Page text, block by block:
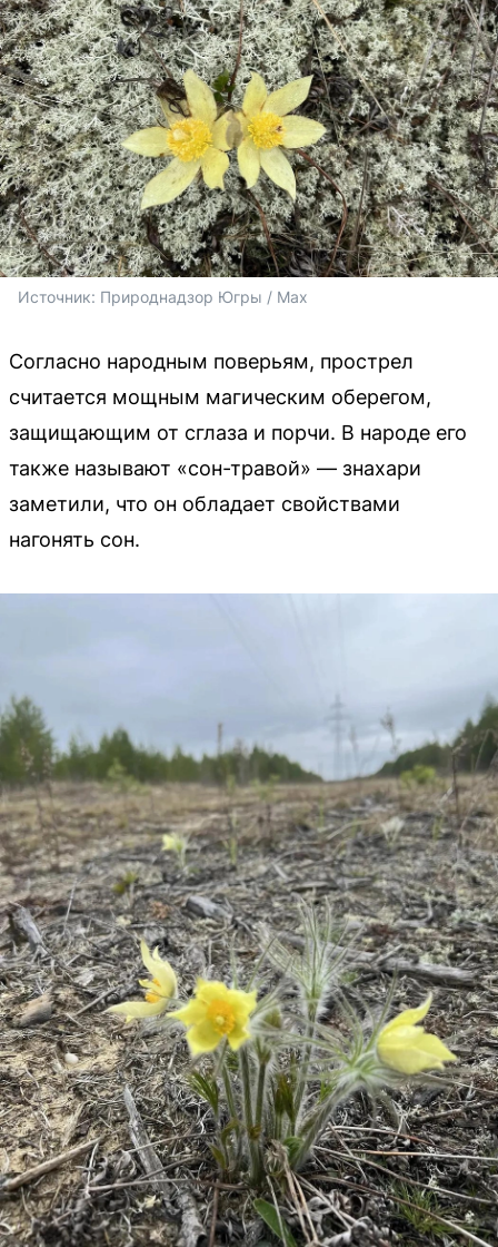
Источник: Природнадзор Югры / Max
Согласно народным поверьям, прострел
считается мощным магическим оберегом,
защищающим от сглаза и порчи. В народе его
также называют «сон-травой» — знахари
заметили, что он обладает свойствами
нагонять сон.